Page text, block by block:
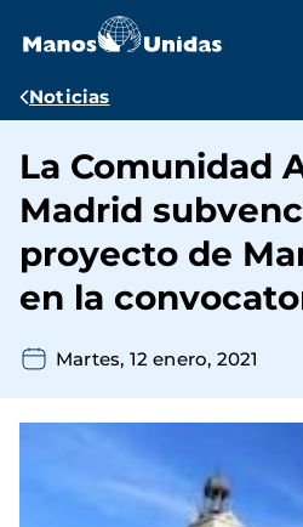
contenido
Ruta
navegación
Noticias
La Comunidad
Madrid
proyecto de
en la
Martes, 12 enero, 2021